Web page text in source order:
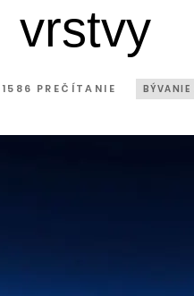
vrstvy
1586 PREČÍTANIE BÝVANIE